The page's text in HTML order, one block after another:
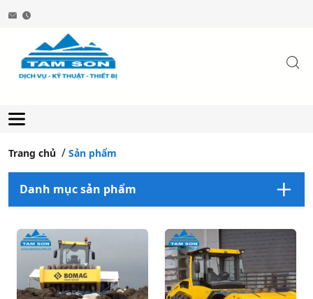
Trang chủ Sản phẩm
Danh mục sản phẩm